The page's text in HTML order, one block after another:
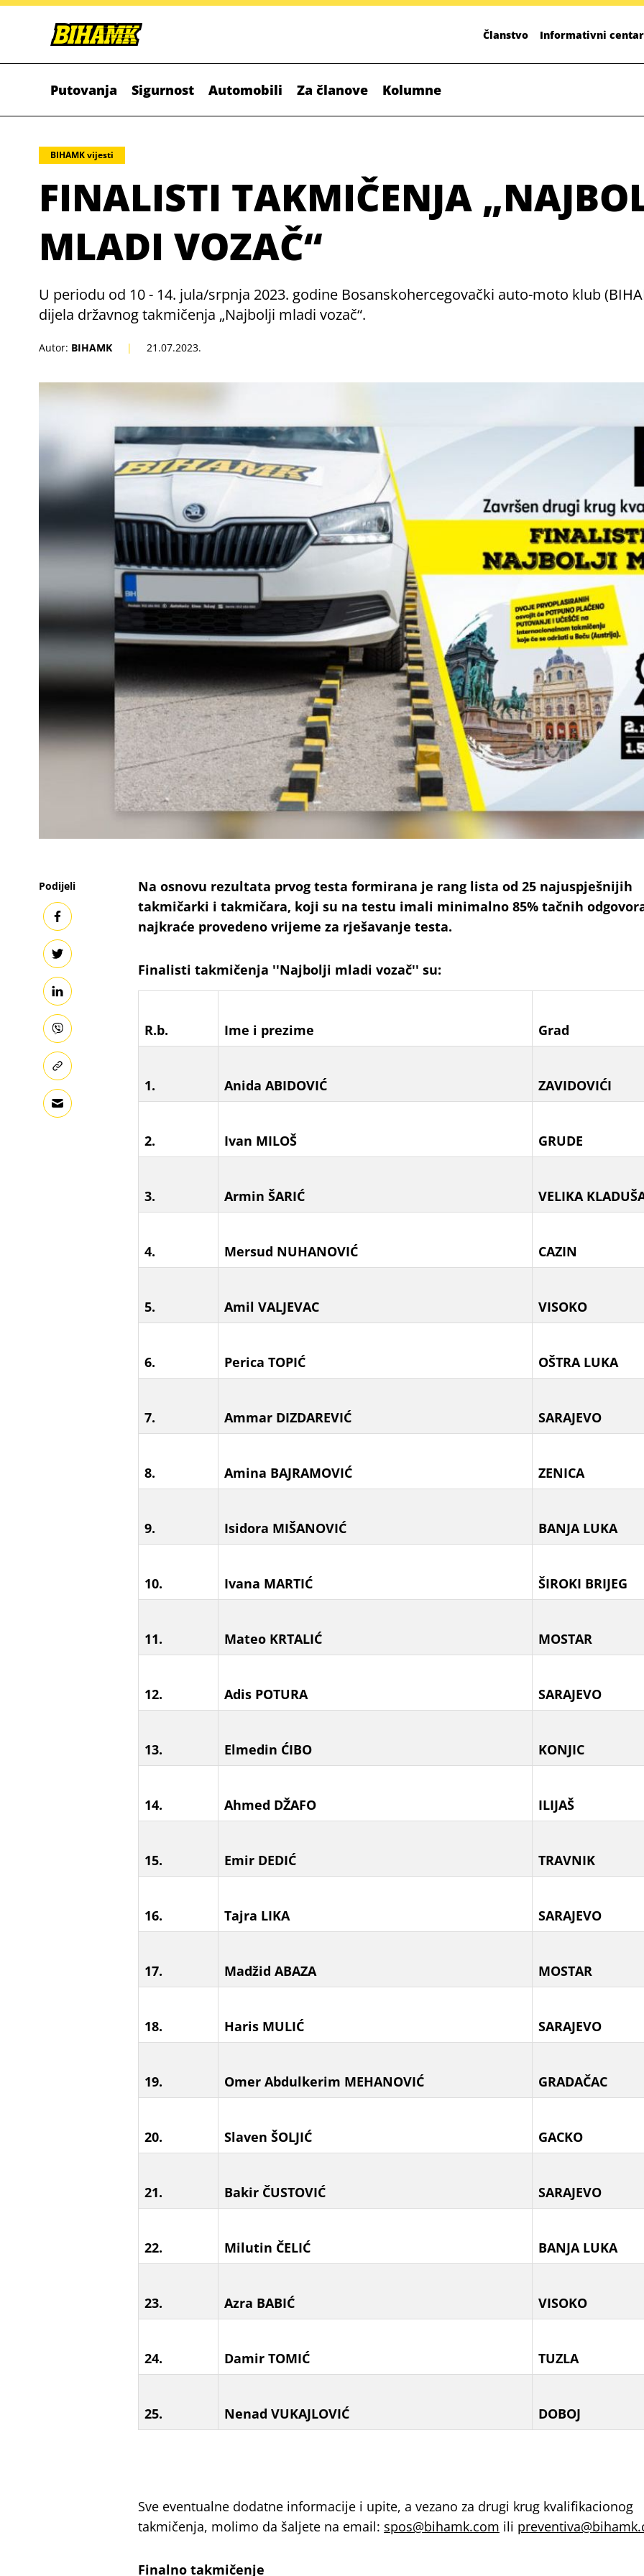
Članstvo Informativni centar
Putovanja Sigurnost Automobili Za članove Kolumne
BIHAMK vijesti
FINALISTI TAKMIČENJA
MLADI VOZAČ“
U periodu od 10 - 14. jula/srpnja 2023. godine Bosanskohercegovački auto-moto klub
dijela državnog takmičenja „Najbolji mladi vozač“.
Autor: BIHAMK | 21.07.2023.
Podijeli
Na osnovu rezultata prvog testa formirana je rang lista od 25 najuspješnijih
takmičarki i takmičara, koji su na testu imali minimalno 85% tačnih
najkraće provedeno vrijeme za rješavanje testa.
Finalisti takmičenja ''Najbolji mladi vozač'' su:
R.b. Ime i prezime Grad
1. Anida ABIDOVIĆ ZAVIDOVIĆI
2. Ivan MILOŠ GRUDE
3. Armin ŠARIĆ VELIKA
4. Mersud NUHANOVIĆ CAZIN
5. Amil VALJEVAC VISOKO
6. Perica TOPIĆ OŠTRA LUKA
7. Ammar DIZDAREVIĆ SARAJEVO
8. Amina BAJRAMOVIĆ ZENICA
9. Isidora MIŠANOVIĆ BANJA LUKA
10. Ivana MARTIĆ ŠIROKI BRIJEG
11. Mateo KRTALIĆ MOSTAR
12. Adis POTURA SARAJEVO
13. Elmedin ĆIBO KONJIC
14. Ahmed DŽAFO ILIJAŠ
15. Emir DEDIĆ TRAVNIK
16. Tajra LIKA SARAJEVO
17. Madžid ABAZA MOSTAR
18. Haris MULIĆ SARAJEVO
19. Omer Abdulkerim MEHANOVIĆ GRADAČAC
20. Slaven ŠOLJIĆ GACKO
21. Bakir ČUSTOVIĆ SARAJEVO
22. Milutin ČELIĆ BANJA LUKA
23. Azra BABIĆ VISOKO
24. Damir TOMIĆ TUZLA
25. Nenad VUKAJLOVIĆ DOBOJ
Sve eventualne dodatne informacije i upite, a vezano za drugi krug kvalifikacionog
takmičenja, molimo da šaljete na email: spos@bihamk.com ili
Finalno takmičenje